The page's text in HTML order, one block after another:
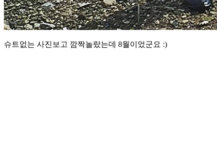
슈트없는 사진보고 깜짝놀랐는데 8월이었군요 :)